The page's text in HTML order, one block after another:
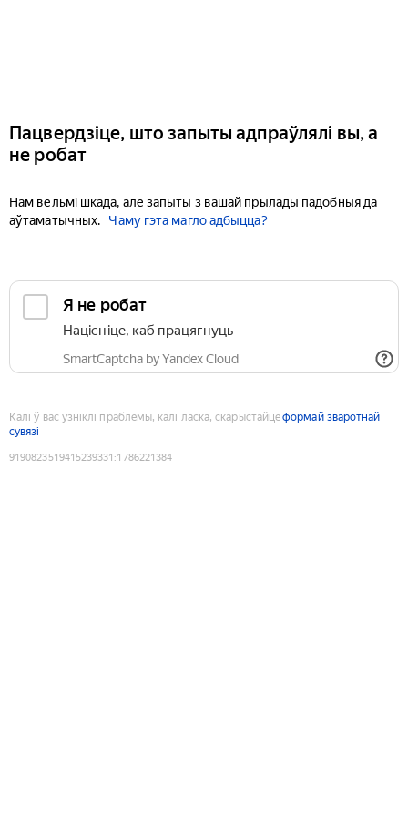
Пацвердзіце, што запыты адпраўлялі вы, а
не робат
Нам вельмі шкада, але запыты з вашай прылады падобныя да
аўтаматычных.
Чаму гэта магло адбыцца?
Я не робат
Націсніце, каб працягнуць
SmartCaptcha by Yandex Cloud
Калі ў вас узніклі праблемы, калі ласка, скарыстайцеформай зваротнай
сувязі
9190823519415239331 :1786221384